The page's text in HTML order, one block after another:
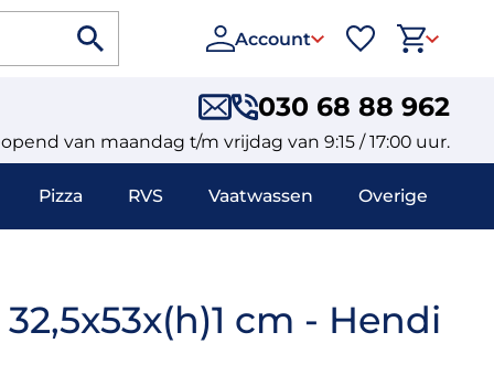
Account
030 68 88 962
van maandag t/m vrijdag van 9:15 / 17:00 uur.
Pizza RVS Vaatwassen Overige
32,5x53x(h)1 cm - Hendi